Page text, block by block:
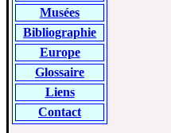
Musées
Bibliographie
Europe
Glossaire
Liens
Contact